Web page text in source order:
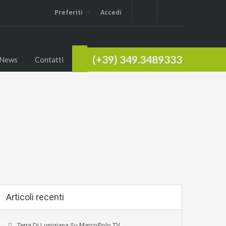
Preferiti Accedi
(+39) 349.3489333
News Contatti
Articoli recenti